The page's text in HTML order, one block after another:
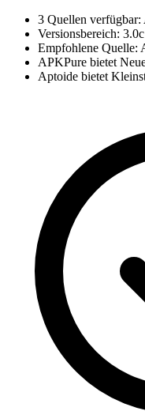
3 Quellen
Versionsbereich:
Empfohlene Quelle:
APKPure bietet
Aptoide bietet